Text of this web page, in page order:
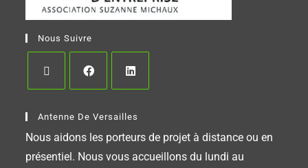
Nous Suivre
Antenne De Versailles
Nous aidons les porteurs de projet à distance ou en
présentiel. Nous vous accueillons du lundi au